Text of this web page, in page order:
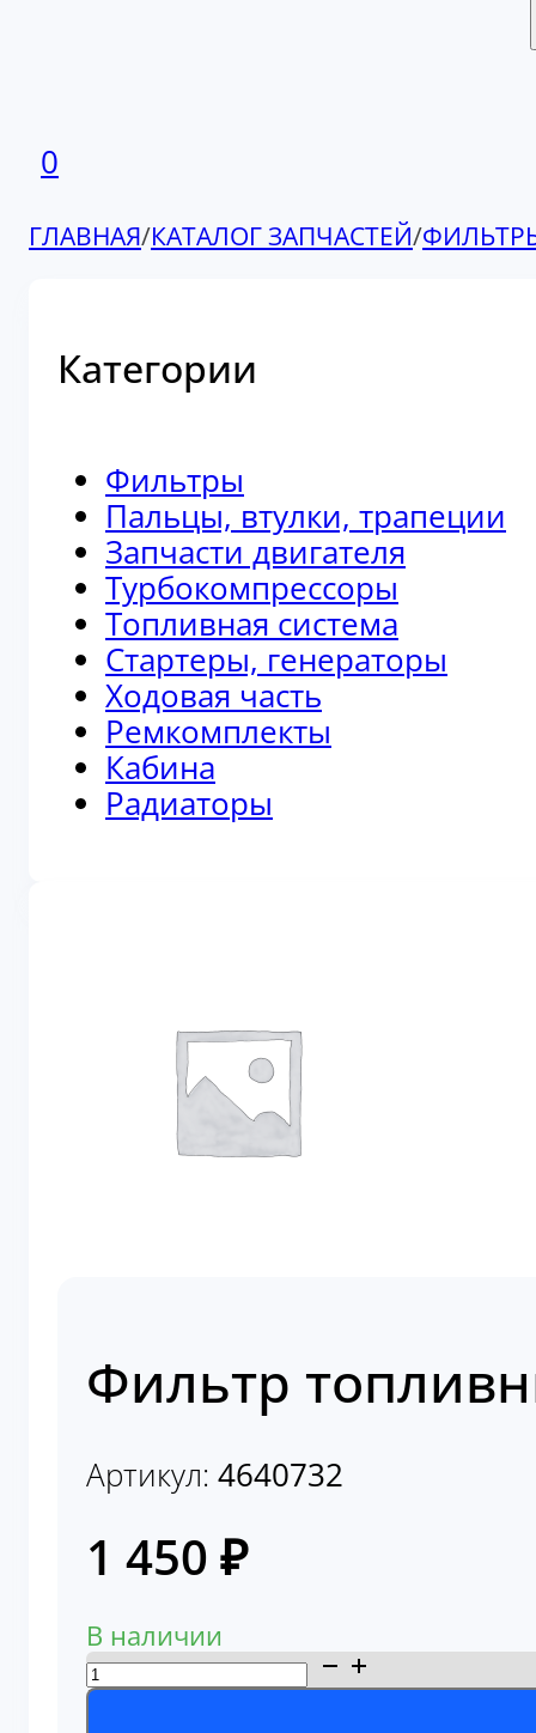
Пальцы, втулки, трапеции
Запчасти двигателя
Турбокомпрессоры
Топливная система
Стартеры, генераторы
Ходовая часть
Ремкомплекты
Кабина
Радиаторы
4640732
1 450
Количество
товара
Фильтр